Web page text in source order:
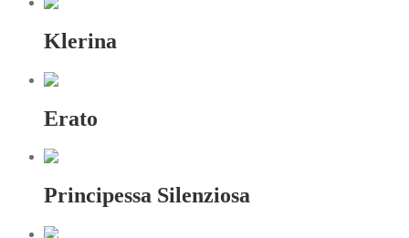
Klerina
Erato
Principessa Silenziosa